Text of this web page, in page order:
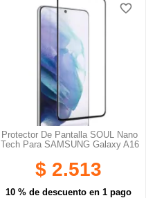
Protector De Pantalla SOUL Nano
Tech Para SAMSUNG Galaxy A16
$ 2.513
10 % de descuento en 1 pago
favorite_border
favorite_border
favorite_border